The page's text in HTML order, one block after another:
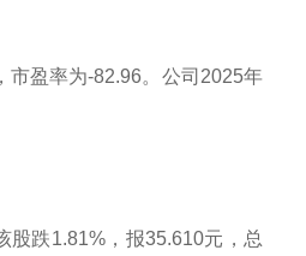
市盈率为-82.96。公司2025年
跌1.81%，报35.610元，总